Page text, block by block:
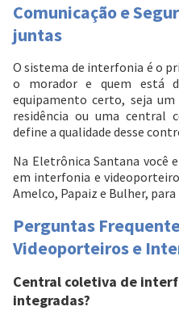
Comunicação e
juntas
O sistema de interfonia é o
o morador e quem está
equipamento certo, seja
residência ou uma central
define a qualidade desse
Na Eletrônica Santana você
em interfonia e
Amelco, Papaiz e Bulher,
Perguntas
Videoporteiros e
Central coletiva de
integradas?